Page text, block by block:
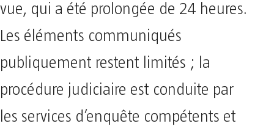
vue, qui a été prolongée de 24 heures.
Les éléments communiqués
publiquement restent limités ; la
procédure judiciaire est conduite par
les services d’enquête compétents et